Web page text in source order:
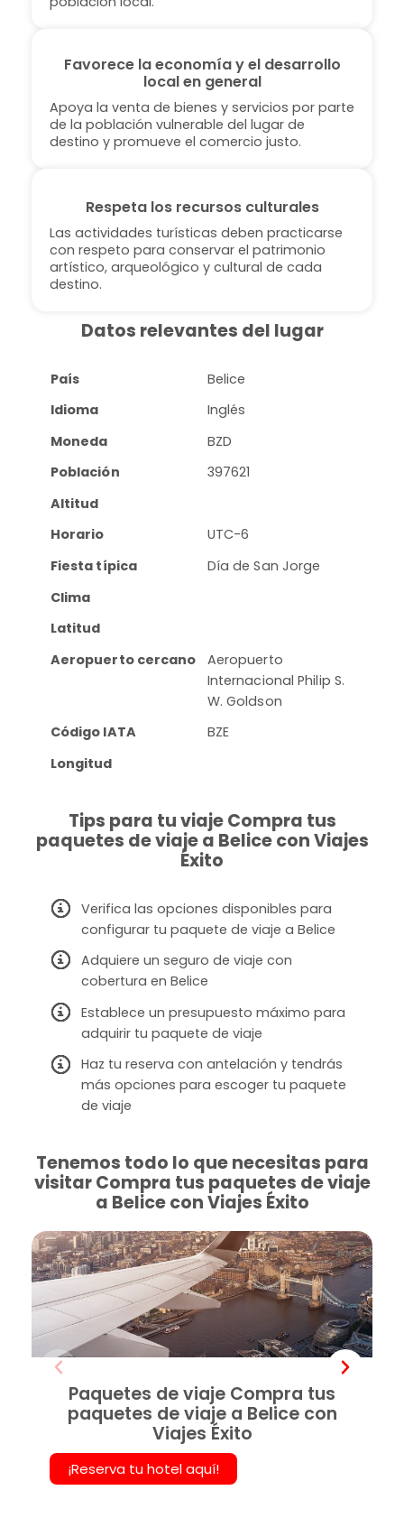
Favorece la economía y el desarrollo
local en general
Apoya la venta de bienes y servicios por parte
de la población vulnerable del lugar de
destino y promueve el comercio justo.
Respeta los recursos culturales
Las actividades turísticas deben practicarse
con respeto para conservar el patrimonio
artístico, arqueológico y cultural de cada
destino.
Datos relevantes del lugar
País
Belice
Idioma
Inglés
Moneda
BZD
Población
397621
Altitud
Horario
UTC-6
Fiesta típica
Día de San Jorge
Clima
Latitud
Aeropuerto cercano
Aeropuerto
Internacional Philip S.
W. Goldson
Código IATA
BZE
Longitud
Tips para tu viaje Compra tus
paquetes de viaje a Belice con Viajes
Éxito
Verifica las opciones disponibles para
configurar tu paquete de viaje a Belice
Adquiere un seguro de viaje con
cobertura en Belice
Establece un presupuesto máximo para
adquirir tu paquete de viaje
Haz tu reserva con antelación y tendrás
más opciones para escoger tu paquete
de viaje
Tenemos todo lo que necesitas para
visitar Compra tus paquetes de viaje
a Belice con Viajes Éxito
Paquetes de viaje Compra tus
paquetes de viaje a Belice con
Viajes Éxito
¡Reserva tu hotel aquí!